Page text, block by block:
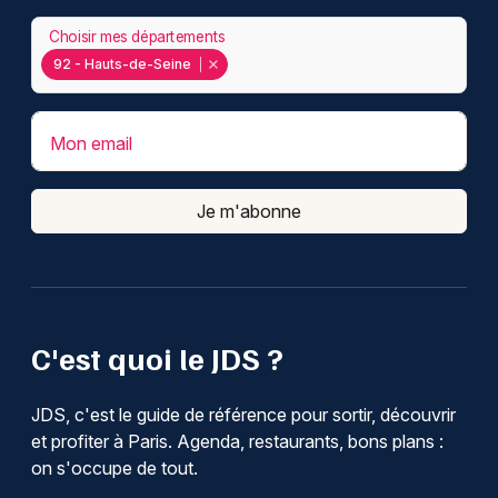
C'est quoi le JDS ?
JDS, c'est le guide de référence pour sortir, découvrir
et profiter à Paris. Agenda, restaurants, bons plans :
on s'occupe de tout.
92 - Hauts-de-Seine
Choisir mes départements
Mon email
Je m'abonne